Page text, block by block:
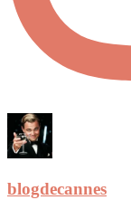
blogdecannes